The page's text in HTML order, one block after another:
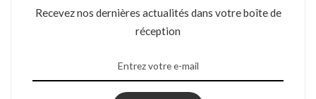
Recevez nos dernières actualités dans votre boîte de
réception